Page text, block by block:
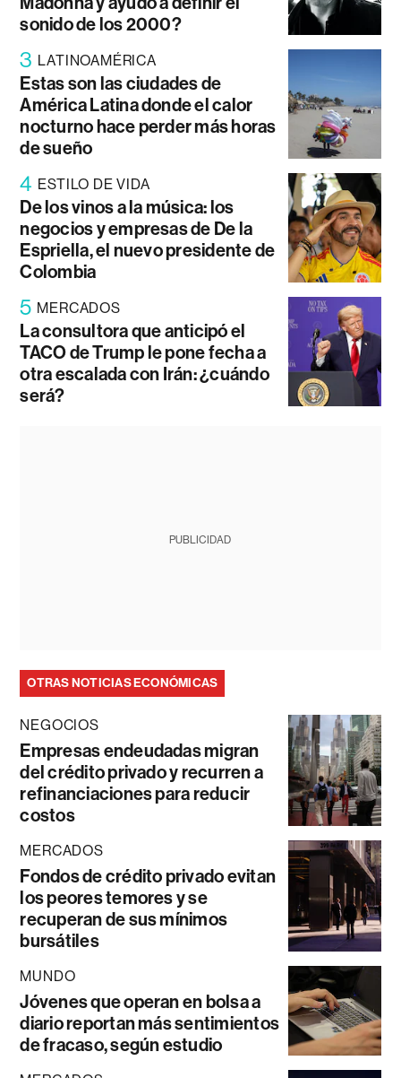
sonido de los 2000?
3 LATINOAMÉRICA
Estas son las ciudades de
América Latina donde el calor
nocturno hace perder más horas
de sueño
4 ESTILO DE VIDA
De los vinos a la música: los
negocios y empresas de De la
Espriella, el nuevo presidente de
Colombia
5 MERCADOS
La consultora que anticipó el
TACO de Trump le pone fecha a
otra escalada con Irán: ¿cuándo
será?
PUBLICIDAD
OTRAS NOTICIAS ECONÓMICAS
NEGOCIOS
Empresas endeudadas migran
del crédito privado y recurren a
refinanciaciones para reducir
costos
MERCADOS
Fondos de crédito privado evitan
los peores temores y se
recuperan de sus mínimos
bursátiles
MUNDO
Jóvenes que operan en bolsa a
diario reportan más sentimientos
de fracaso, según estudio